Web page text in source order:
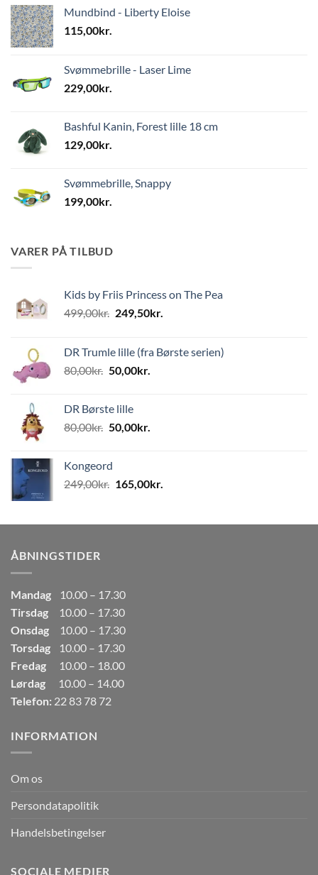
Mundbind - Liberty Eloise
115,00kr.
Svømmebrille - Laser Lime
229,00kr.
Bashful Kanin, Forest lille 18 cm
129,00kr.
Svømmebrille, Snappy
199,00kr.
VARER PÅ TILBUD
Kids by Friis Princess on The Pea
499,00kr. Den
var:
499,00kr..
249,50kr.
er:
DR Trumle lille (fra Børste serien)
80,00kr. Den
var:
80,00kr..
50,00kr.
50,00kr..
DR Børste lille
80,00kr. Den
var:
80,00kr..
50,00kr.
50,00kr..
Kongeord
249,00kr. Den
var:
165,00kr.
er:
ÅBNINGSTIDER
Mandag
10.00 – 17.30
Tirsdag
10.00 – 17.30
Onsdag
10.00 – 17.30
Torsdag
10.00 – 17.30
Fredag
10.00 – 18.00
Lørdag
10.00 – 14.00
Telefon: 22 83 78 72
INFORMATION
Om os
Persondatapolitik
Handelsbetingelser
SOCIALE MEDIER